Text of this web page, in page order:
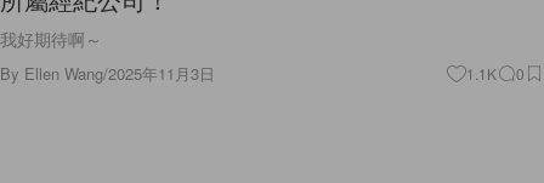
我好期待啊～
By Ellen Wang/2025年11月3日 1.1K 0